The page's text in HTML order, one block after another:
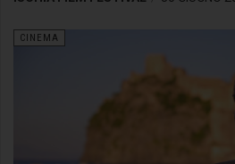
CINEMA